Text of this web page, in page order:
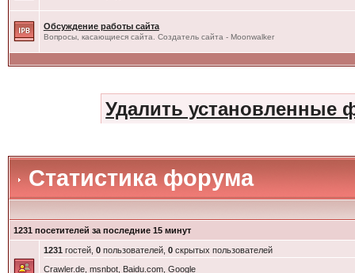
Обсуждение работы сайта
Вопросы, касающиеся сайта. Создатель сайта - Moonwalker
Удалить установленные
Статистика форума
1231 посетителей за последние 15 минут
1231 гостей, 0пользователей, 0скрытых пользователей
Crawler.de, msnbot, Baidu.com, Google